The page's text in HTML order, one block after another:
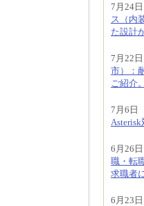
7月24
ス（内
た設計
7月22
市）：
ご紹介
7月6日
6月26
職・転
求職者
6月23